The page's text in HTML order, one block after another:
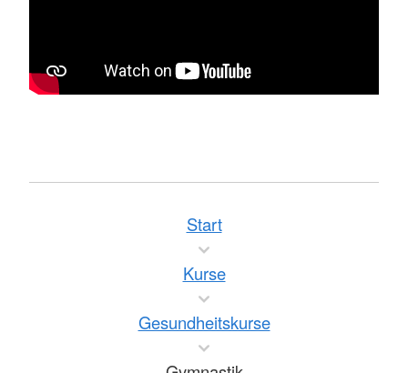
Start
Kurse
Gesundheitskurse